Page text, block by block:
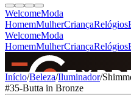
WelcomeModa
HomemMulherCriançaRelógios
WelcomeModa
HomemMulherCriançaRelógios
SINCE 2005
Início/Beleza/Iluminador/
#35-Butta in Bronze